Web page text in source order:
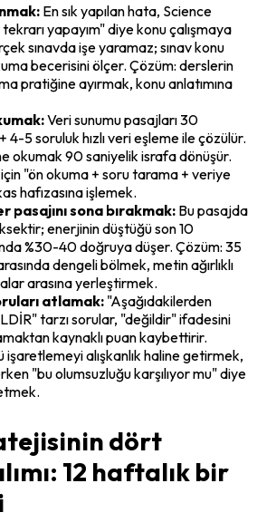
En sık yapılan hata, Science
yapayım" diye konu çalışmaya
sınavda işe yaramaz; sınav konu
becerisini ölçer. Çözüm: derslerin
pratiğine ayırmak, konu anlatımına
Veri sunumu pasajları 30
4-5 soruluk hızlı veri eşleme ile çözülür.
okumak 90 saniyelik israfa dönüşür.
"ön okuma + soru tarama + veriye
hafızasına işlemek.
pasajını sona bırakmak: Bu pasajda
enerjinin düştüğü son 10
%30-40 doğruya düşer. Çözüm: 35
dengeli bölmek, metin ağırlıklı
arasına yerleştirmek.
atlamak: "Aşağıdakilerden
tarzı sorular, "değildir" ifadesini
kaynaklı puan kaybettirir.
işaretlemeyi alışkanlık haline getirmek,
"bu olumsuzluğu karşılıyor mu" diye
dört
12 haftalık bir